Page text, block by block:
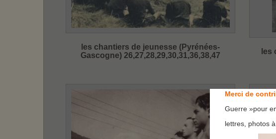
les chantiers de jeunesse (Pyrénées-
Gascogne) 26,27,28,29,30,31,36,38,47
les
Merci de
Guerre »pour
lettres, photos à